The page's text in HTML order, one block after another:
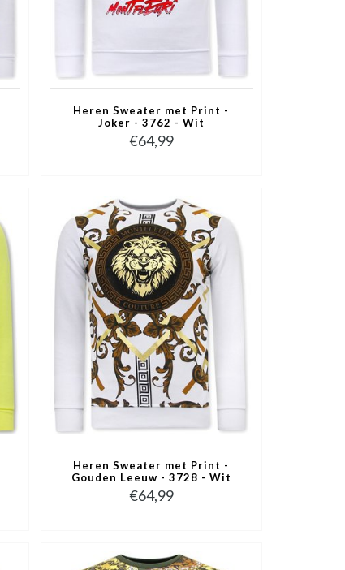
Heren Sweater met Print -
Joker - 3762 - Wit
€64,99
Heren Sweater met Print -
Gouden Leeuw - 3728 - Wit
€64,99